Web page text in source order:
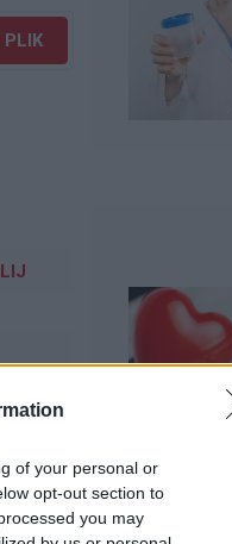
of your personal or
opt-out section to
you may
PLIK